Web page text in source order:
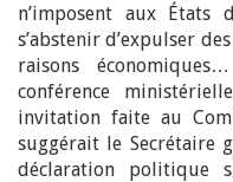
n’imposent aux
s’abstenir d’expulser
raisons
conférence
invitation faite au
suggérait le Secrétaire
déclaration politique